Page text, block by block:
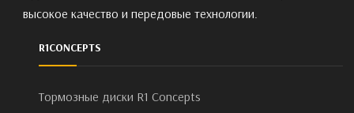
высокое качество и передовые технологии.
R1CONCEPTS
Тормозные диски R1 Concepts